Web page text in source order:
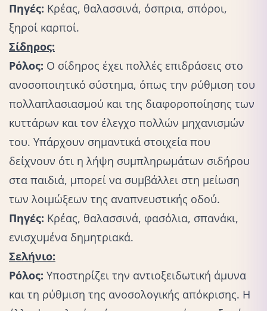
Πηγές: Κρέας, θαλασσινά, όσπρια, σπόροι,
ξηροί καρποί.
Σίδηρος:
Ρόλος: Ο σίδηρος έχει πολλές επιδράσεις στο
ανοσοποιητικό σύστημα, όπως την ρύθμιση του
πολλαπλασιασμού και της διαφοροποίησης των
κυττάρων και τον έλεγχο πολλών μηχανισμών
του. Υπάρχουν σημαντικά στοιχεία που
δείχνουν ότι η λήψη συμπληρωμάτων σιδήρου
στα παιδιά, μπορεί να συμβάλλει στη μείωση
των λοιμώξεων της αναπνευστικής οδού.
Πηγές: Κρέας, θαλασσινά, φασόλια, σπανάκι,
ενισχυμένα δημητριακά.
Σελήνιο:
Ρόλος: Υποστηρίζει την αντιοξειδωτική άμυνα
και τη ρύθμιση της ανοσολογικής απόκρισης. Η